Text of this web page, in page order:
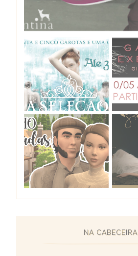
NA CABECEIRA